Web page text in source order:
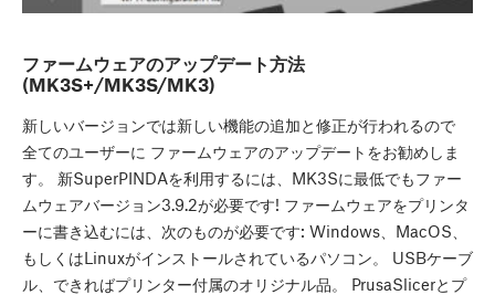
ファームウェアのアップデート方法
(MK3S+/MK3S/MK3)
新しいバージョンでは新しい機能の追加と修正が行われるので
全てのユーザーに ファームウェアのアップデートをお勧めしま
す。 新SuperPINDAを利用するには、MK3Sに最低でもファー
ムウェアバージョン3.9.2が必要です! ファームウェアをプリンタ
ーに書き込むには、次のものが必要です: Windows、MacOS、
もしくはLinuxがインストールされているパソコン。 USBケーブ
ル、できればプリンター付属のオリジナル品。 PrusaSlicerとプ